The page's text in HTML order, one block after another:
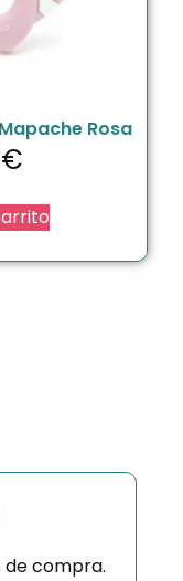
Rosa
€
de compra.